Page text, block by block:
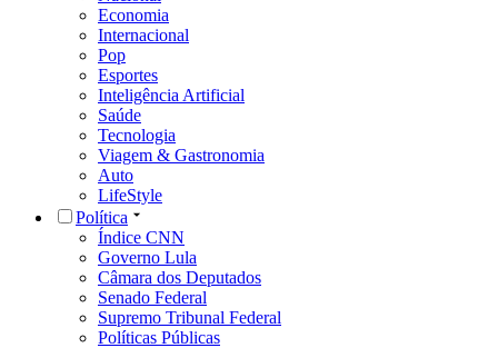
Economia
Internacional
Pop
Esportes
Inteligência Artificial
Saúde
Tecnologia
Viagem & Gastronomia
Auto
LifeStyle
Política
Índice CNN
Governo Lula
Câmara dos Deputados
Senado Federal
Supremo Tribunal Federal
Políticas Públicas